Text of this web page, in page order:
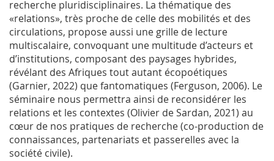
recherche pluridisciplinaires. La thématique des
«relations», très proche de celle des mobilités et des
circulations, propose aussi une grille de lecture
multiscalaire, convoquant une multitude d’acteurs et
d’institutions, composant des paysages hybrides,
révélant des Afriques tout autant écopoétiques
(Garnier, 2022) que fantomatiques (Ferguson, 2006). Le
séminaire nous permettra ainsi de reconsidérer les
relations et les contextes (Olivier de Sardan, 2021) au
cœur de nos pratiques de recherche (co-production de
connaissances, partenariats et passerelles avec la
société civile).